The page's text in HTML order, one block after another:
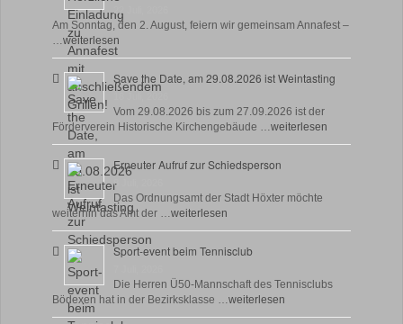
Am Sonntag, den 2. August, feiern wir gemeinsam Annafest –
…weiterlesen
Save the Date, am 29.08.2026 ist Weintasting
Vom 29.08.2026 bis zum 27.09.2026 ist der
Förderverein Historische Kirchengebäude …weiterlesen
Erneuter Aufruf zur Schiedsperson
8 Juli, 2026
Das Ordnungsamt der Stadt Höxter möchte
weiterhin das Amt der …weiterlesen
Sport-event beim Tennisclub
Die Herren Ü50-Mannschaft des Tennisclubs
Bödexen hat in der Bezirksklasse …weiterlesen